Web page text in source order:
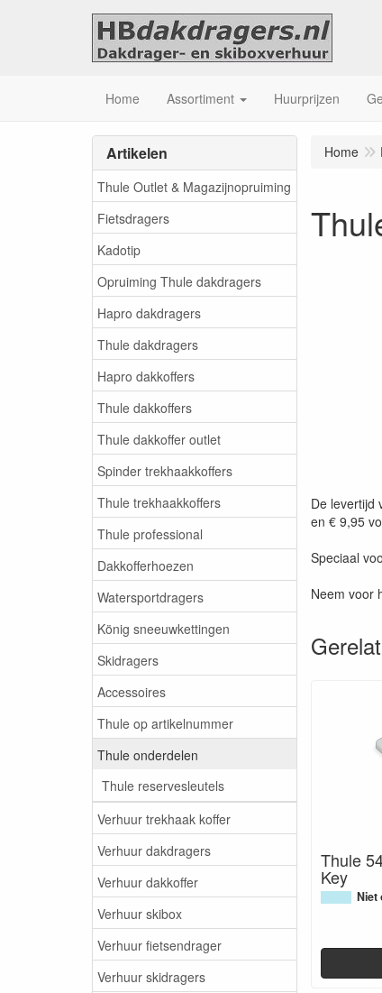
Home Assortiment Huurprijzen
Artikelen
Thule Outlet & Magazijnopruiming
Fietsdragers
Kadotip
Opruiming Thule dakdragers
Hapro dakdragers
Thule dakdragers
Hapro dakkoffers
Thule dakkoffers
Thule dakkoffer outlet
Spinder trekhaakkoffers
Thule trekhaakkoffers
Thule professional
Dakkofferhoezen
Watersportdragers
König sneeuwkettingen
Skidragers
Accessoires
Thule op artikelnummer
Thule onderdelen
Thule reservesleutels
Verhuur trekhaak koffer
Verhuur dakdragers
Verhuur dakkoffer
Verhuur skibox
Verhuur fietsendrager
Verhuur skidragers
Home
De levertijd
en € 9,95
Speciaal
Neem voor
Thule
Key
Niet